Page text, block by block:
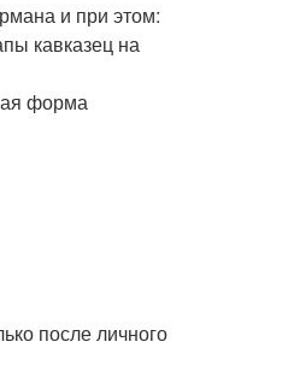
и при этом:
кавказец на
форма
после личного